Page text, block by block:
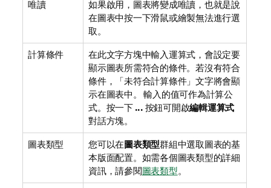
唯讀
如果啟用，圖表將變成唯讀，也就是說
在圖表中按一下滑鼠或繪製無法進行選
取。
計算條件
在此文字方塊中輸入運算式，會設定要
顯示圖表所需符合的條件。若沒有符合
條件，「未符合計算條件」文字將會顯
示在圖表中。 輸入的值可作為計算公
式。按一下 ... 按鈕可開啟編輯運算式
對話方塊。
圖表類型 您可以在圖表類型群組中選取圖表的基
本版面配置。如需各個圖表類型的詳細
資訊，請參閱圖表類型。